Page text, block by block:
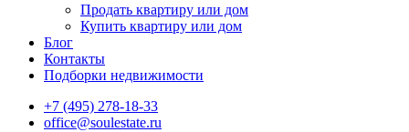
Продать квартиру или дом
Купить квартиру или дом
Блог
Контакты
Подборки недвижимости
+7 (495) 278-18-33
office@soulestate.ru